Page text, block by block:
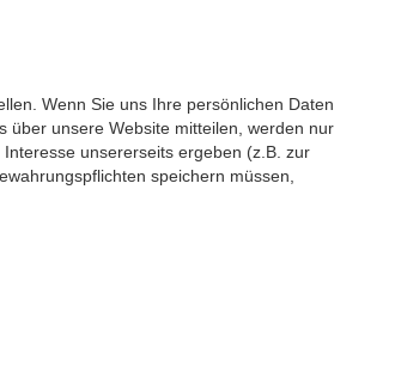
Wenn Sie uns Ihre persönlichen Daten
über unsere Website mitteilen, werden nur
unsererseits ergeben (z.B. zur
speichern müssen,